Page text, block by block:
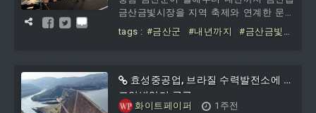
금산금빛시장을 지역 축제와 연계한 문화
거점형 관광시장으로 만들기 위한 문화관
광형 전통시장 육성 사업에 박차를 가하고
·즐길거리·살거리를 확충하고 전통시장의
경쟁력을 높이는 데 목적이 있다. 군은 총
사업비는 7억6000만원으로 올해 1년 차
tags : #금산군 #내년까지
#금산금빛시
효성중공업, 브라질 수력발전소에 초
고압변압기 공급
화이트페이퍼
1주전